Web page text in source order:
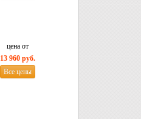
цена от
13 960 руб.
Все цены